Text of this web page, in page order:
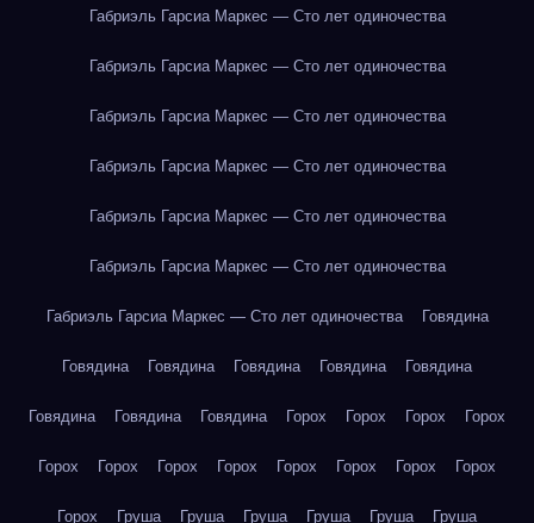
Габриэль Гарсиа Маркес — Сто лет одиночества
Габриэль Гарсиа Маркес — Сто лет одиночества
Габриэль Гарсиа Маркес — Сто лет одиночества
Габриэль Гарсиа Маркес — Сто лет одиночества
Габриэль Гарсиа Маркес — Сто лет одиночества
Габриэль Гарсиа Маркес — Сто лет одиночества
Габриэль Гарсиа Маркес — Сто лет одиночества Говядина
Говядина Говядина Говядина Говядина Говядина
Говядина Говядина Говядина Горох Горох Горох Горох
Горох Горох Горох Горох Горох Горох Горох Горох
Горох Груша Груша Груша Груша Груша Груша